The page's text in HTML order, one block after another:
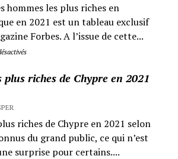
hommes les plus riches en
en 2021 est un tableau exclusif
Forbes. A l’issue de cette...
plus riches de Chypre en 2021
riches de Chypre en 2021 selon
du grand public, ce qui n’est
surprise pour certains....